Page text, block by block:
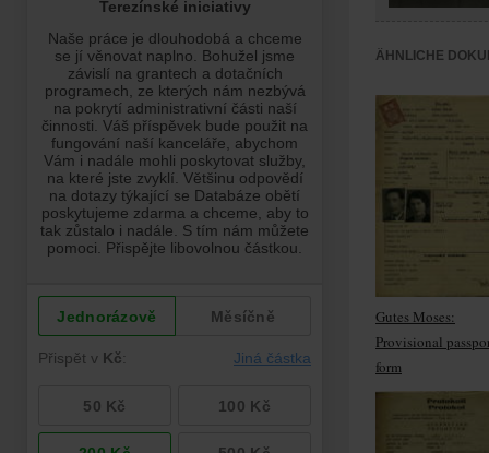
ÄHNLICHE
Gutes Moses:
Provisional
form